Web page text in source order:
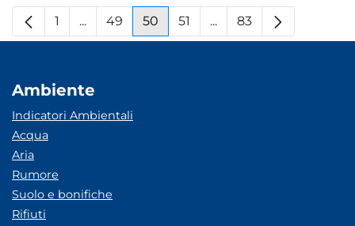
Pagina
1 ...Pagine intermedie
Pagina
49 Pagina
50 Pagina
51 ...Pagine intermedie
Pagina
83
Ambiente
Indicatori Ambientali
Acqua
Aria
Rumore
Suolo e bonifiche
Rifiuti